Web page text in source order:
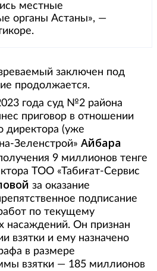
местные
органы Астаны», —
заключен под
продолжается.
года суд №2 района
приговор в отношении
директора (уже
Зеленстрой» Айбара
9 миллионов тенге
ТОО «Табиғат-Сервис
за оказание
подписание
по текущему
насаждений. Он признан
взятки и ему назначено
в размере
взятки — 185 миллионов